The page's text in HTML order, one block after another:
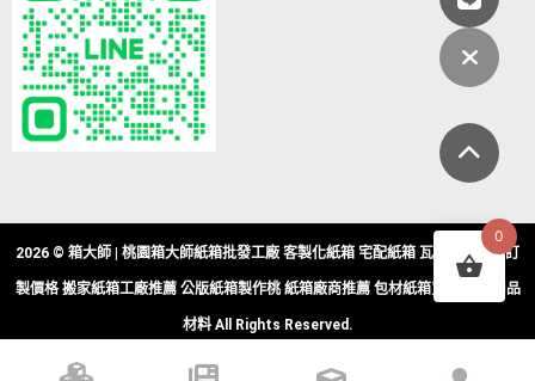
2026 © 箱大師 | 桃園箱大師紙箱批發工廠 客製化紙箱 宅配紙箱 瓦楞紙箱批發訂
製價格 搬家紙箱工廠推薦 公版紙箱製作桃 紙箱廠商推薦 包材紙箱買賣 包裝用品
材料 All Rights Reserved.
0